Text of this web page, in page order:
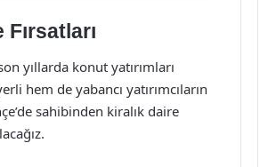
yıllarda konut yatırımları
hem de yabancı yatırımcıların
sahibinden kiralık daire